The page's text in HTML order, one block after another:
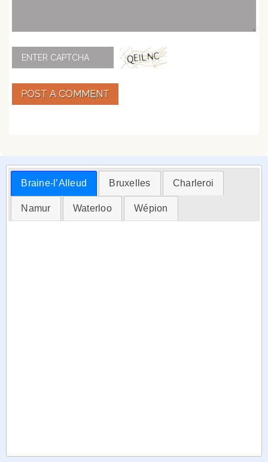
POST A COMMENT
Braine-l’Alleud Bruxelles Charleroi
Namur Waterloo Wépion